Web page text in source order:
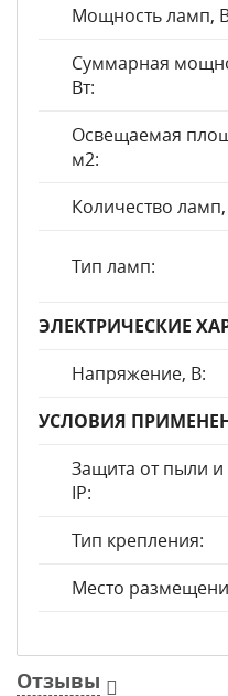
Мощность ламп,
Суммарная
Вт:
Освещаемая
м2:
Количество
Тип ламп:
ЭЛЕКТРИЧЕСКИЕ
Напряжение, В:
УСЛОВИЯ
Защита от пыли и
IP:
Тип крепления:
Место
Отзывы